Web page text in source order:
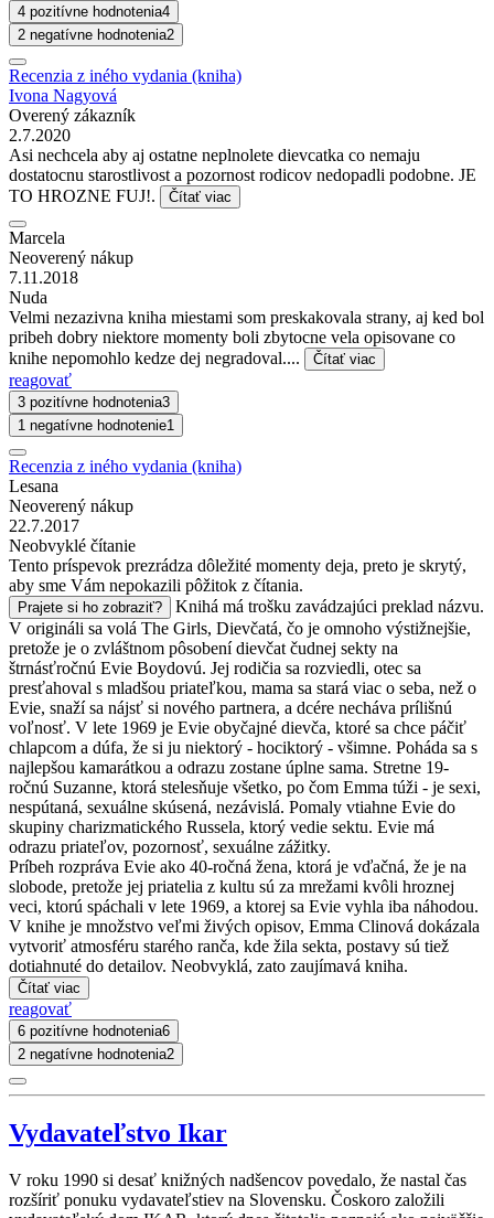
4 pozitívne hodnotenia4
2 negatívne hodnotenia2
Recenzia z iného vydania (kniha)
Ivona Nagyová
Overený zákazník
2.7.2020
Asi nechcela aby aj ostatne neplnolete dievcatka co nemaju
dostatocnu starostlivost a pozornost rodicov nedopadli podobne. JE
TO HROZNE FUJ!.
Čítať viac
Marcela
Neoverený nákup
7.11.2018
Nuda
Velmi nezazivna kniha miestami som preskakovala strany, aj ked bol
pribeh dobry niektore momenty boli zbytocne vela opisovane co
knihe nepomohlo kedze dej negradoval....
Čítať viac
reagovať
3 pozitívne hodnotenia3
1 negatívne hodnotenie1
Recenzia z iného vydania (kniha)
Lesana
Neoverený nákup
22.7.2017
Neobvyklé čítanie
Tento príspevok prezrádza dôležité momenty deja, preto je skrytý,
aby sme Vám nepokazili pôžitok z čítania.
Prajete si ho zobraziť?
Knihá má trošku zavádzajúci preklad názvu.
V origináli sa volá The Girls, Dievčatá, čo je omnoho výstižnejšie,
pretože je o zvláštnom pôsobení dievčat čudnej sekty na
štrnásťročnú Evie Boydovú. Jej rodičia sa rozviedli, otec sa
presťahoval s mladšou priateľkou, mama sa stará viac o seba, než o
Evie, snaží sa nájsť si nového partnera, a dcére necháva prílišnú
voľnosť. V lete 1969 je Evie obyčajné dievča, ktoré sa chce páčiť
chlapcom a dúfa, že si ju niektorý - hociktorý - všimne. Poháda sa s
najlepšou kamarátkou a odrazu zostane úplne sama. Stretne 19-
ročnú Suzanne, ktorá stelesňuje všetko, po čom Emma túži - je sexi,
nespútaná, sexuálne skúsená, nezávislá. Pomaly vtiahne Evie do
skupiny charizmatického Russela, ktorý vedie sektu. Evie má
odrazu priateľov, pozornosť, sexuálne zážitky.
Príbeh rozpráva Evie ako 40-ročná žena, ktorá je vďačná, že je na
slobode, pretože jej priatelia z kultu sú za mrežami kvôli hroznej
veci, ktorú spáchali v lete 1969, a ktorej sa Evie vyhla iba náhodou.
V knihe je množstvo veľmi živých opisov, Emma Clinová dokázala
vytvoriť atmosféru starého ranča, kde žila sekta, postavy sú tiež
dotiahnuté do detailov. Neobvyklá, zato zaujímavá kniha.
Čítať viac
reagovať
6 pozitívne hodnotenia6
2 negatívne hodnotenia2
Vydavateľstvo Ikar
V roku 1990 si desať knižných nadšencov povedalo, že nastal čas
rozšíriť ponuku vydavateľstiev na Slovensku. Čoskoro založili